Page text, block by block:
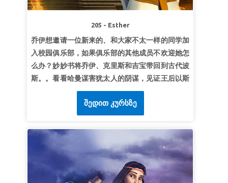
超级经文：
“我实在告诉你们，凡妇女所生的，没
有一个兴起来大过施洗约翰的；然而天国里最小的
比他还大。” 《马太福音》11:11（和合本）
205 - Esther
乔伊想邀请一位新来的、和大家不太一样的同学加
入校园俱乐部，如果俱乐部的其他成员不欢迎她怎
么办？妙妙书将乔伊、克里斯和吉宝带回到古代波
斯。。看看哈曼谋害犹太人的阴谋，见证王后以斯
帖在艰难时刻的抉择：是冒着生命危险面见国王？
还是面对自己族人遭毁灭却视而不见？ - 或者在她
的人民被摧毁时保持沉默。孩子们将学到：上帝总
是会帮助你为正义挺身而出。
第1课：勇气来自于上帝
上帝让我有勇气做正确的事。
超级经文：“我靠着那加给我力量的，凡事都能
შედით კურსზე